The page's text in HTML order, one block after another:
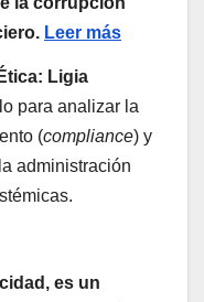
Leer más
Ligia
para analizar la
(compliance) y
administración
es un